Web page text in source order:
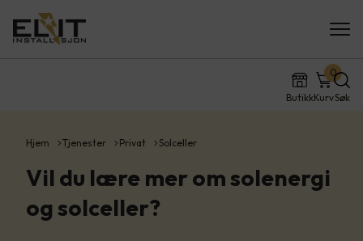
ButikkKurv
0
Søk
Hjem Tjenester Privat Solceller
Vil du lære mer om solenergi
og solceller?